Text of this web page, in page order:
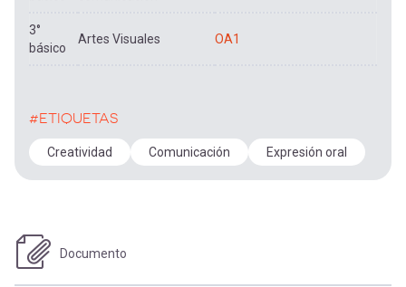
3°
básico
Artes Visuales OA1
#ETIQUETAS
Creatividad Comunicación Expresión oral
Documento